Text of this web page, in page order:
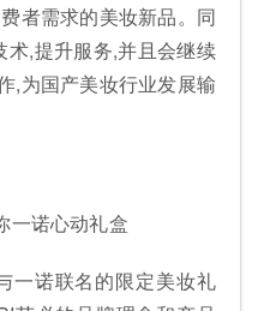
者需求的美妆新品。同
,提升服务,并且会继续
,为国产美妆行业发展输
一诺心动礼盒
一诺联名的限定美妆礼